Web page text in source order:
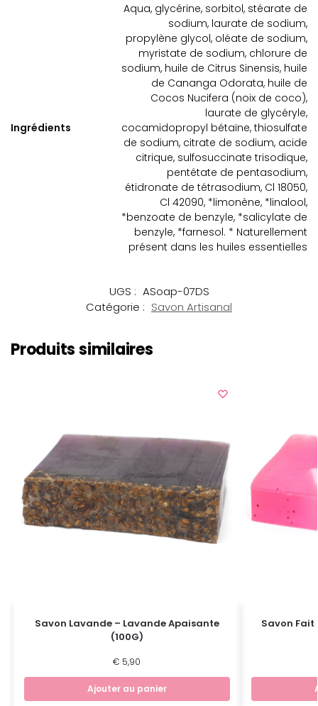
Ingrédients
Aqua, glycérine, sorbitol, stéarate de
sodium, laurate de sodium,
propylène glycol, oléate de sodium,
myristate de sodium, chlorure de
sodium, huile de Citrus Sinensis, huile
de Cananga Odorata, huile de
Cocos Nucifera (noix de coco),
laurate de glycéryle,
cocamidopropyl bétaïne, thiosulfate
de sodium, citrate de sodium, acide
citrique, sulfosuccinate trisodique,
pentétate de pentasodium,
étidronate de tétrasodium, Cl 18050,
Cl 42090, *limonène, *linalool,
*benzoate de benzyle, *salicylate de
benzyle, *farnesol. * Naturellement
présent dans les huiles essentielles
UGS : ASoap-07DS
Catégorie : Savon Artisanal
Produits similaires
Savon Lavande – Lavande Apaisante
(100G)
€ 5,90
Ajouter au panier
Savon Fait